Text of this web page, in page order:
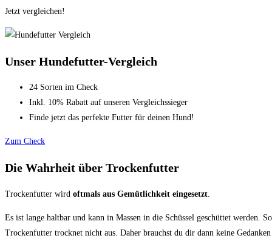
Jetzt vergleichen!
Unser Hundefutter-Vergleich
24 Sorten im Check
Inkl. 10% Rabatt auf unseren Vergleichssieger
Finde jetzt das perfekte Futter für deinen Hund!
Zum Check
Die Wahrheit über Trockenfutter
Trockenfutter wird oftmals aus Gemütlichkeit eingesetzt
Es ist lange haltbar und kann in Massen in die Schüssel geschüttet werden.
Trockenfutter trocknet nicht aus. Daher brauchst du dir dann keine